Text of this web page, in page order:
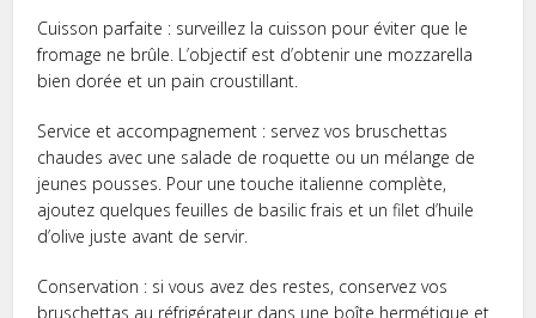
Cuisson parfaite : surveillez la cuisson pour éviter que le
fromage ne brûle. L’objectif est d’obtenir une mozzarella
bien dorée et un pain croustillant.
Service et accompagnement : servez vos bruschettas
chaudes avec une salade de roquette ou un mélange de
jeunes pousses. Pour une touche italienne complète,
ajoutez quelques feuilles de basilic frais et un filet d’huile
d’olive juste avant de servir.
Conservation : si vous avez des restes, conservez vos
bruschettas au réfrigérateur dans une boîte hermétique et